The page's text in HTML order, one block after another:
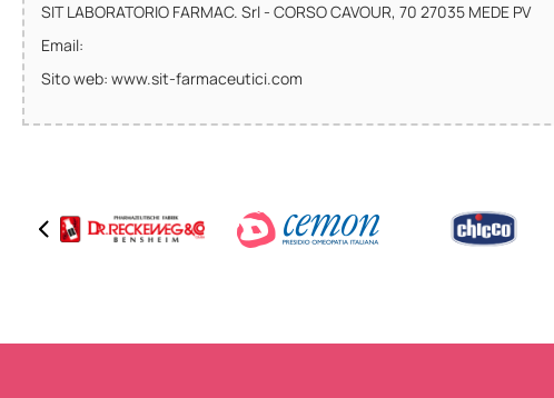
SIT LABORATORIO FARMAC. Srl - CORSO CAVOUR, 70 27035 MEDE PV
Email:
Sito web: www.sit-farmaceutici.com